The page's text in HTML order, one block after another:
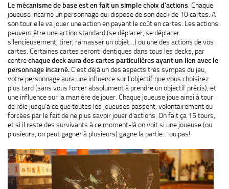
Le mécanisme de base est en fait un simple choix d’actions . Chaque
joueuse incarne un personnage qui dispose de son deck de 10 cartes. A
son tour elle va jouer une action en payant le coût en cartes. Les actions
peuvent être une action standard (se déplacer, se déplacer
silencieusement, tirer, ramasser un objet…) ou une des actions de vos
cartes. Certaines cartes seront identiques dans tous les decks, par
contrechaque deck aura des cartes particulières ayant un lien avec le
personnage incarné.C’est déjà un des aspects très sympas du jeu,
votre personnage aura une influence sur l’objectif que vous choisirez
plus tard (sans vous forcer absolument à prendre un objectif précis), et
une influence sur la manière de jouer. Chaque joueuse joue ainsi à tour
de rôle jusqu’à ce que toutes les joueuses passent, volontairement ou
forcées par le fait de ne plus savoir jouer d’actions. On fait ça 15 tours,
et si il reste des survivants à ce moment-là on voit si une joueuse (ou
plusieurs, on peut gagner à plusieurs) gagne la partie… ou pas!